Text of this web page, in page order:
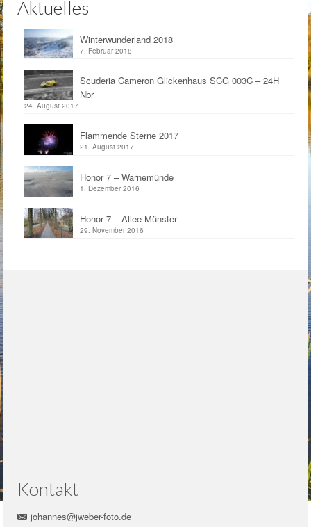
Aktuelles
Winterwunderland 2018
7. Februar 2018
Scuderia Cameron Glickenhaus SCG 003C – 24H
Nbr
24. August 2017
Flammende Sterne 2017
21. August 2017
Honor 7 – Warnemünde
1. Dezember 2016
Honor 7 – Allee Münster
29. November 2016
Kontakt
johannes@jweber-foto.de